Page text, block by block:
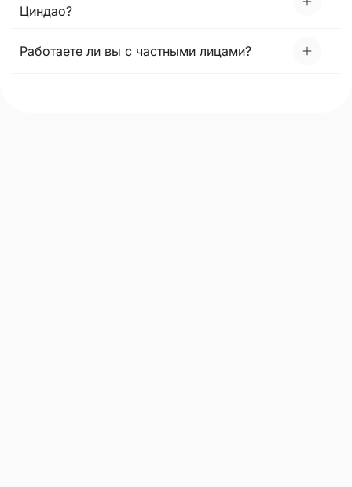
Циндао?
Работаете ли вы с частными лицами?